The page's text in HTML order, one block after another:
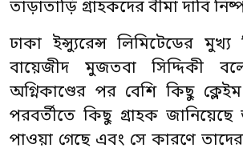
তাড়াতাড়ি গ্রাহকদের বীমা দাবি
ঢাকা ইন্স্যুরেন্স লিমিটেডের মুখ্য
বায়েজীদ মুজতবা সিদ্দিকী
অগ্নিকাণ্ডের পর বেশি কিছু
পরবর্তীতে কিছু গ্রাহক জানিয়েছে
পাওয়া গেছে এবং সে কারণে তাদের